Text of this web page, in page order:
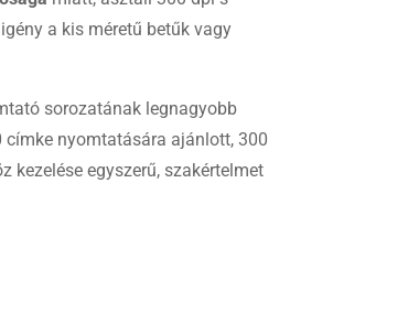
a kis méretű betűk vagy
sorozatának legnagyobb
címke nyomtatására ajánlott, 300
kezelése egyszerű, szakértelmet